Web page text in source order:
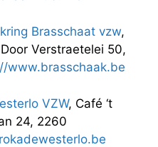
Brasschaat vzw,
Verstraetelei 50,
www.brasschaak.be
VZW, Café ‘t
24, 2260